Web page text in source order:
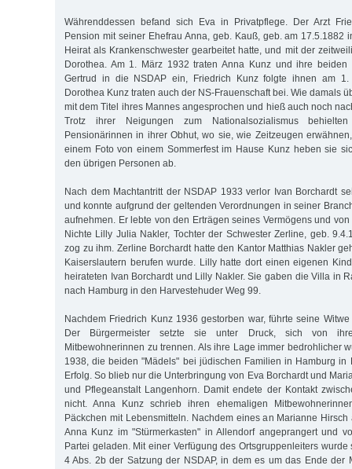
Währenddessen befand sich Eva in Privatpflege. Der Arzt
Pension mit seiner Ehefrau Anna, geb. Kauß, geb. am 17.5.1882
Heirat als Krankenschwester gearbeitet hatte, und mit der
Dorothea. Am 1. März 1932 traten Anna Kunz und ihre beiden
Gertrud in die NSDAP ein, Friedrich Kunz folgte ihnen am 1.
Dorothea Kunz traten auch der NS-Frauenschaft bei. Wie damals
mit dem Titel ihres Mannes angesprochen und hieß auch noch
Trotz ihrer Neigungen zum Nationalsozialismus
Pensionärinnen in ihrer Obhut, wo sie, wie Zeitzeugen
einem Foto von einem Sommerfest im Hause Kunz heben sie
den übrigen Personen ab.
Nach dem Machtantritt der NSDAP 1933 verlor Ivan Borchardt
und konnte aufgrund der geltenden Verordnungen in seiner
aufnehmen. Er lebte von den Erträgen seines Vermögens und
Nichte Lilly Julia Nakler, Tochter der Schwester Zerline, geb.
zog zu ihm. Zerline Borchardt hatte den Kantor Matthias Nakler
Kaiserslautern berufen wurde. Lilly hatte dort einen eigenen
heirateten Ivan Borchardt und Lilly Nakler. Sie gaben die Villa in
nach Hamburg in den Harvestehuder Weg 99.
Nachdem Friedrich Kunz 1936 gestorben war, führte seine
Der Bürgermeister setzte sie unter Druck, sich von
Mitbewohnerinnen zu trennen. Als ihre Lage immer bedrohlicher
1938, die beiden "Mädels" bei jüdischen Familien in Hamburg in
Erfolg. So blieb nur die Unterbringung von Eva Borchardt und
und Pflegeanstalt Langenhorn. Damit endete der Kontakt
nicht. Anna Kunz schrieb ihren ehemaligen
Päckchen mit Lebensmitteln. Nachdem eines an Marianne
Anna Kunz im "Stürmerkasten" in Allendorf angeprangert und
Partei geladen. Mit einer Verfügung des Ortsgruppenleiters wurde
4 Abs. 2b der Satzung der NSDAP, in dem es um das Ende der